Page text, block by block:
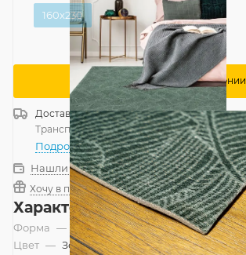
160x230
Сообщить о поступлении
ДоставкаРоссия
Транспортной компанией—бесплатно
Подробнее
Нашли дешевле?
Хочу в подарок
Характеристики
Форма — Прямоугольник
Цвет — Зеленый, Оливковый